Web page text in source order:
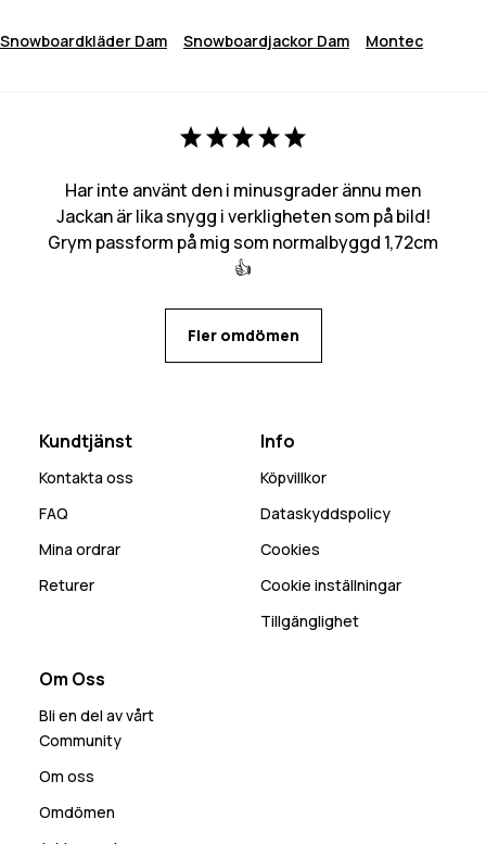
Snowboardkläder Dam Snowboardjackor Dam Montec
Har inte använt den i minusgrader ännu men
Jackan är lika snygg i verkligheten som på bild!
Grym passform på mig som normalbyggd 1,72cm
👍
Fler omdömen
Kundtjänst
Kontakta oss
FAQ
Mina ordrar
Returer
Info
Köpvillkor
Dataskyddspolicy
Cookies
Cookie inställningar
Tillgänglighet
Om Oss
Bli en del av vårt
Community
Om oss
Omdömen